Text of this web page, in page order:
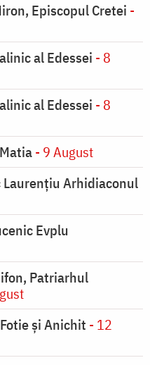
Episcopul Cretei -
al Edessei - 8
al Edessei - 8
- 9 August
Arhidiaconul
Evplu
Patriarhul
şi Anichit - 12